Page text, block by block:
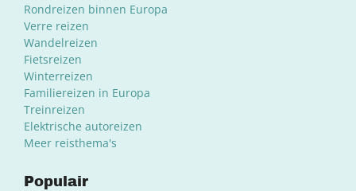
Rondreizen binnen Europa
Verre reizen
Wandelreizen
Fietsreizen
Winterreizen
Familiereizen in Europa
Treinreizen
Elektrische autoreizen
Meer reisthema's
Populair